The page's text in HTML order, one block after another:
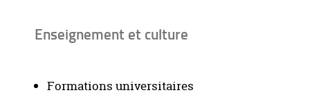
Enseignement et culture
Formations universitaires